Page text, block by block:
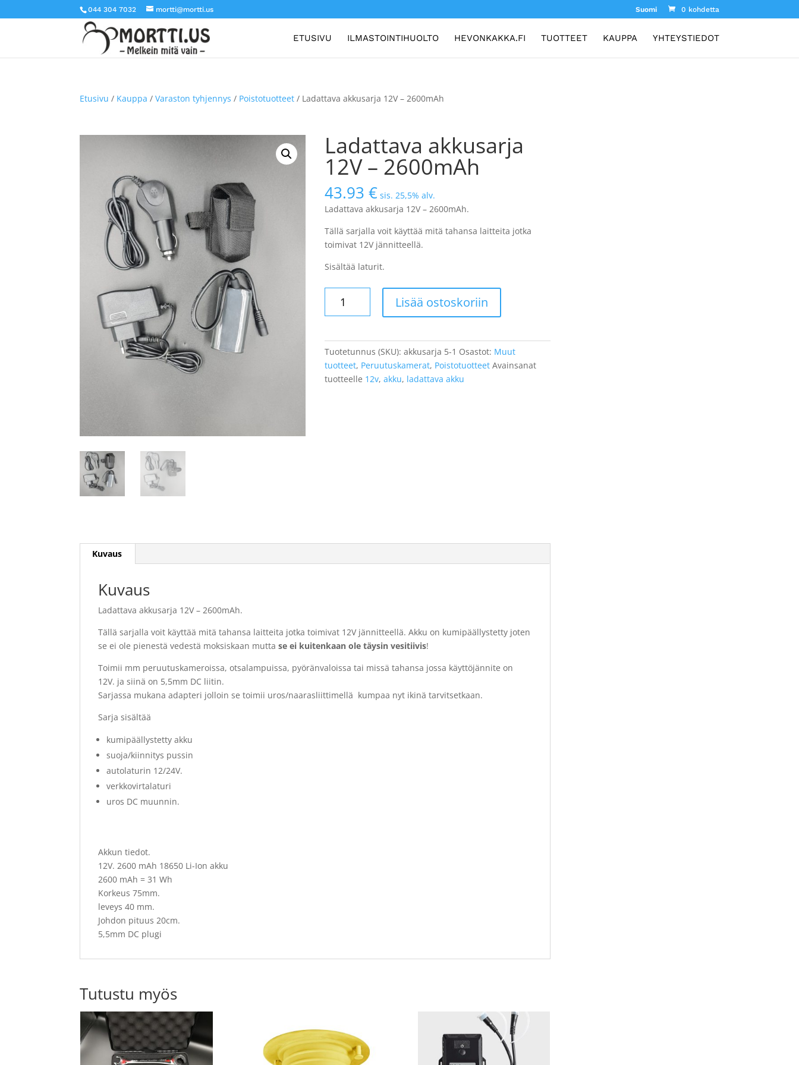
044 304 7032 mortti@mortti.us Suomi 0 kohdetta
ETUSIVU ILMASTOINTIHUOLTO HEVONKAKKA.FI TUOTTEET KAUPPA YHTEYSTIEDOT
Etusivu / Kauppa /Varaston tyhjennys / Poistotuotteet / Ladattava akkusarja 12V – 2600mAh
Ladattava akkusarja
12V – 2600mAh
43.93€ sis. 25,5% alv.
Ladattava akkusarja 12V – 2600mAh.
Tällä sarjalla voit käyttää mitä tahansa laitteita jotka
toimivat 12V jännitteellä.
Sisältää laturit.
Lisää ostoskoriin
Tuotetunnus (SKU):akkusarja 5-1 Osastot: Muut
tuotteet, Peruutuskamerat, Poistotuotteet Avainsanat
tuotteelle 12v,akku, ladattava akku
Kuvaus
Kuvaus
Ladattava akkusarja 12V – 2600mAh.
Tällä sarjalla voit käyttää mitä tahansa laitteita jotka toimivat 12V jännitteellä. Akku on kumipäällystetty joten
se ei ole pienestä vedestä moksiskaan muttase ei kuitenkaan ole täysin vesitiivis!
Toimii mm peruutuskameroissa, otsalampuissa, pyöränvaloissa tai missä tahansa jossa käyttöjännite on
12V. ja siinä on 5,5mm DC liitin.
Sarjassa mukana adapteri jolloin se toimii uros/naarasliittimellä kumpaa nyt ikinä tarvitsetkaan.
Sarja sisältää
kumipäällystetty akku
suoja/kiinnitys pussin
autolaturin 12/24V.
verkkovirtalaturi
uros DC muunnin.
Akkun tiedot.
12V. 2600 mAh 18650 Li-Ion akku
2600 mAh = 31 Wh
Korkeus 75mm.
leveys 40 mm.
Johdon pituus 20cm.
5,5mm DC plugi
Tutustu myös